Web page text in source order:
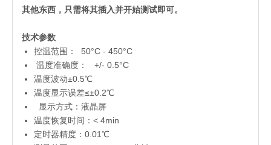
其他东西，只需将其插入并开始测试即可。
技术参数
控温范围： 50°C - 450°C
温度准确度： +/- 0.5°C
温度波动±0.5℃
温度显示误差≤±0.2℃
显示方式：液晶屏
温度恢复时间：< 4min
定时器精度：0.01℃